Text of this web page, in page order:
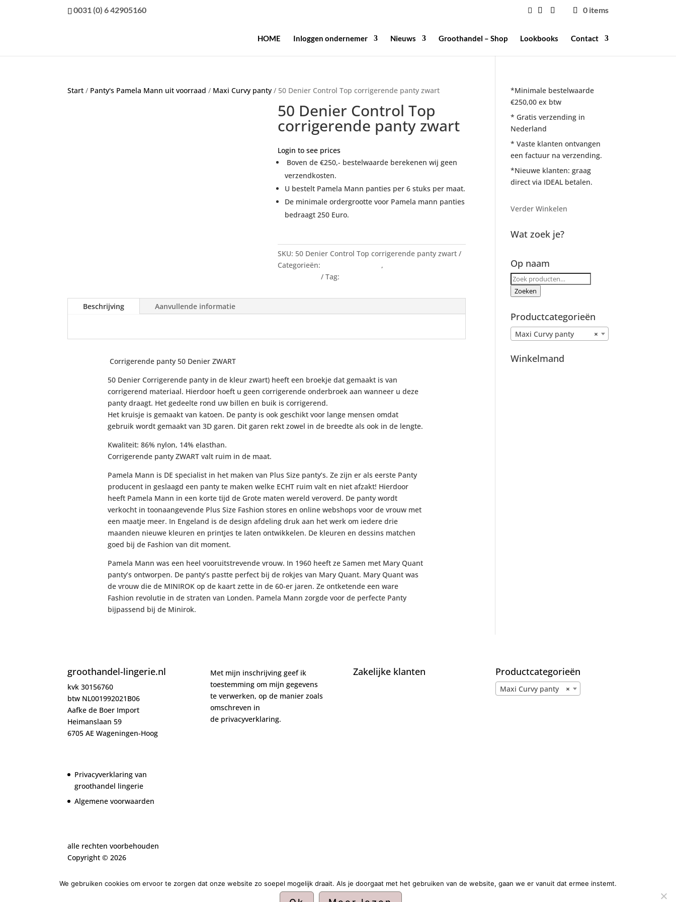
0031 (0) 6 42905160 0 items
HOME Inloggen ondernemer Nieuws Groothandel – Shop Lookbooks Contact
Start / Panty's Pamela Mann uit voorraad / Maxi Curvy panty / 50 Denier Control Top corrigerende panty zwart
50 Denier Control Top
corrigerende panty zwart
Login to see prices
Boven de €250,- bestelwaarde berekenen wij geen
verzendkosten.
U bestelt Pamela Mann panties per 6 stuks per maat.
De minimale ordergrootte voor Pamela mann panties
bedraagt 250 Euro.
SKU: 50 Denier Control Top corrigerende panty zwart
Categorieën:
,
Tag:
Beschrijving Aanvullende informatie
Corrigerende panty 50 Denier ZWART
50 Denier Corrigerende panty in de kleur zwart) heeft een broekje dat gemaakt is van
corrigerend materiaal. Hierdoor hoeft u geen corrigerende onderbroek aan wanneer u deze
panty draagt. Het gedeelte rond uw billen en buik is corrigerend.
Het kruisje is gemaakt van katoen. De panty is ook geschikt voor lange mensen omdat
gebruik wordt gemaakt van 3D garen. Dit garen rekt zowel in de breedte als ook in de lengte.
Kwaliteit: 86% nylon, 14% elasthan.
Corrigerende panty ZWART valt ruim in de maat.
Pamela Mann is DE specialist in het maken van Plus Size panty’s. Ze zijn er als eerste Panty
producent in geslaagd een panty te maken welke ECHT ruim valt en niet afzakt! Hierdoor
heeft Pamela Mann in een korte tijd de Grote maten wereld veroverd. De panty wordt
verkocht in toonaangevende Plus Size Fashion stores en online webshops voor de vrouw met
een maatje meer. In Engeland is de design afdeling druk aan het werk om iedere drie
maanden nieuwe kleuren en printjes te laten ontwikkelen. De kleuren en dessins matchen
goed bij de Fashion van dit moment.
Pamela Mann was een heel vooruitstrevende vrouw. In 1960 heeft ze Samen met Mary Quant
panty’s ontworpen. De panty’s pastte perfect bij de rokjes van Mary Quant. Mary Quant was
de vrouw die de MINIROK op de kaart zette in de 60-er jaren. Ze ontketende een ware
Fashion revolutie in de straten van Londen. Pamela Mann zorgde voor de perfecte Panty
bijpassend bij de Minirok.
*Minimale bestelwaarde
€250,00 ex btw
* Gratis verzending in
Nederland
* Vaste klanten ontvangen
een factuur na verzending.
*Nieuwe klanten: graag
direct via IDEAL betalen.
Verder Winkelen
Wat zoek je?
Op naam
Zoeken
naar:
Zoeken
Productcategorieën
×
Maxi Curvy panty
Winkelmand
groothandel-lingerie.nl
kvk 30156760
btw NL001992021B06
Aafke de Boer Import
Heimanslaan 59
6705 AE Wageningen-Hoog
Privacyverklaring van
groothandel lingerie
Algemene voorwaarden
alle rechten voorbehouden
Copyright ©2026
Met mijn inschrijving geef ik
toestemming om mijn gegevens
te verwerken, op de manier zoals
omschreven in
de privacyverklaring.
Zakelijke klanten Productcategorieën
×
Maxi Curvy panty
We gebruiken cookies om ervoor te zorgen dat onze website zo soepel mogelijk draait. Als je doorgaat met het gebruiken van de website, gaan we er vanuit dat ermee instemt.